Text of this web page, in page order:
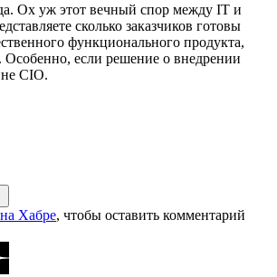
Ох уж этот вечный спор между IT и
сколько заказчиков готовы
функционального продукта,
если решение о внедрении
CIO.
Хабре, чтобы оставить комментарий